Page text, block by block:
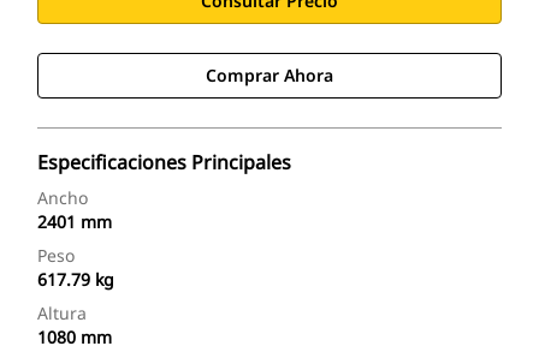
Comprar Ahora
Especificaciones Principales
Ancho
2401 mm
Peso
617.79 kg
Altura
1080 mm